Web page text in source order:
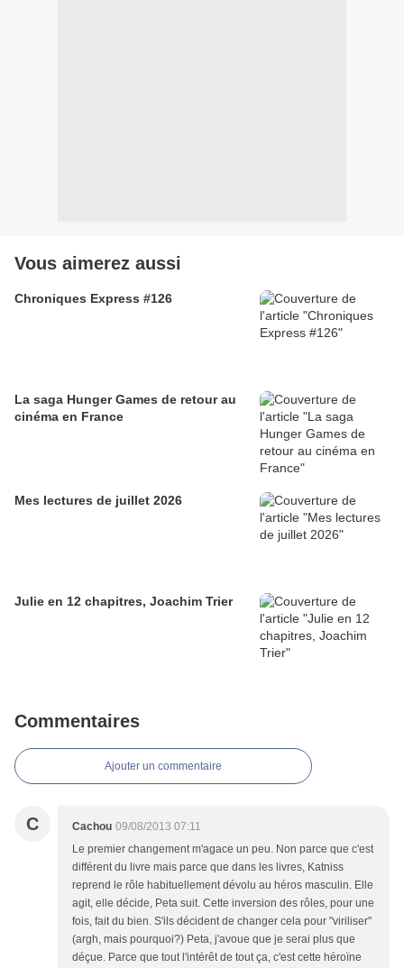
Vous aimerez aussi
Chroniques Express #126
La saga Hunger Games de retour au
cinéma en France
Mes lectures de juillet 2026
Julie en 12 chapitres, Joachim Trier
Commentaires
Ajouter un commentaire
C Cachou 09/08/2013 07:11
Le premier changement m'agace un peu. Non parce que c'est
différent du livre mais parce que dans les livres, Katniss
reprend le rôle habituellement dévolu au héros masculin. Elle
agit, elle décide, Peta suit. Cette inversion des rôles, pour une
fois, fait du bien. S'ils décident de changer cela pour "viriliser"
(argh, mais pourquoi?) Peta, j'avoue que je serai plus que
déçue. Parce que tout l'intérêt de tout ça, c'est cette héroïne